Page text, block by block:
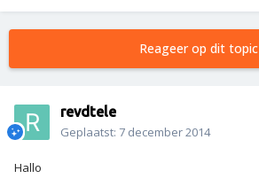
Reageer op dit topic
revdtele
Geplaatst: 7 december 2014
Hallo